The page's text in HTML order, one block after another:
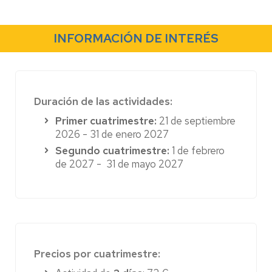
coordinación y respiración.
Precio: 129,50 €
INFORMACIÓN DE INTERÉS
Duración de las actividades:
Primer cuatrimestre: 21 de septiembre
2026 - 31 de enero 2027
Segundo cuatrimestre: 1 de febrero
de 2027 - 31 de mayo 2027
Precios por cuatrimestre: